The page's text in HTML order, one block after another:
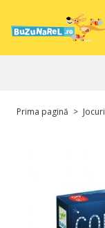
Prima pagină > Jocuri